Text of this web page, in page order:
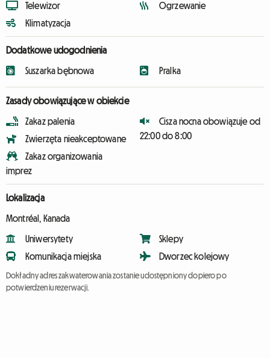
Telewizor
Klimatyzacja
Ogrzewanie
Dodatkowe udogodnienia
Suszarka bębnowa Pralka
Zasady obowiązujące w obiekcie
Zakaz palenia
Zwierzęta nieakceptowane
Zakaz organizowania
imprez
Cisza nocna obowiązuje od
22:00 do 8:00
Lokalizacja
Montréal, Kanada
Uniwersytety
Komunikacja miejska
Sklepy
Dworzec kolejowy
Dokładny adres zakwaterowania zostanie udostępniony dopiero po
potwierdzeniu rezerwacji.